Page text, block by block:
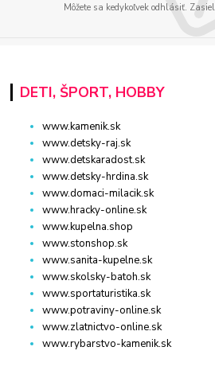
Môžete sa kedykoľvek odhlásiť.
DETI, ŠPORT, HOBBY
www.kamenik.sk
www.detsky-raj.sk
www.detskaradost.sk
www.detsky-hrdina.sk
www.domaci-milacik.sk
www.hracky-online.sk
www.kupelna.shop
www.stonshop.sk
www.sanita-kupelne.sk
www.skolsky-batoh.sk
www.sportaturistika.sk
www.potraviny-online.sk
www.zlatnictvo-online.sk
www.rybarstvo-kamenik.sk